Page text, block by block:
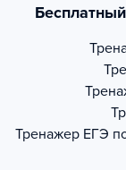
Тренажер ЕГЭ